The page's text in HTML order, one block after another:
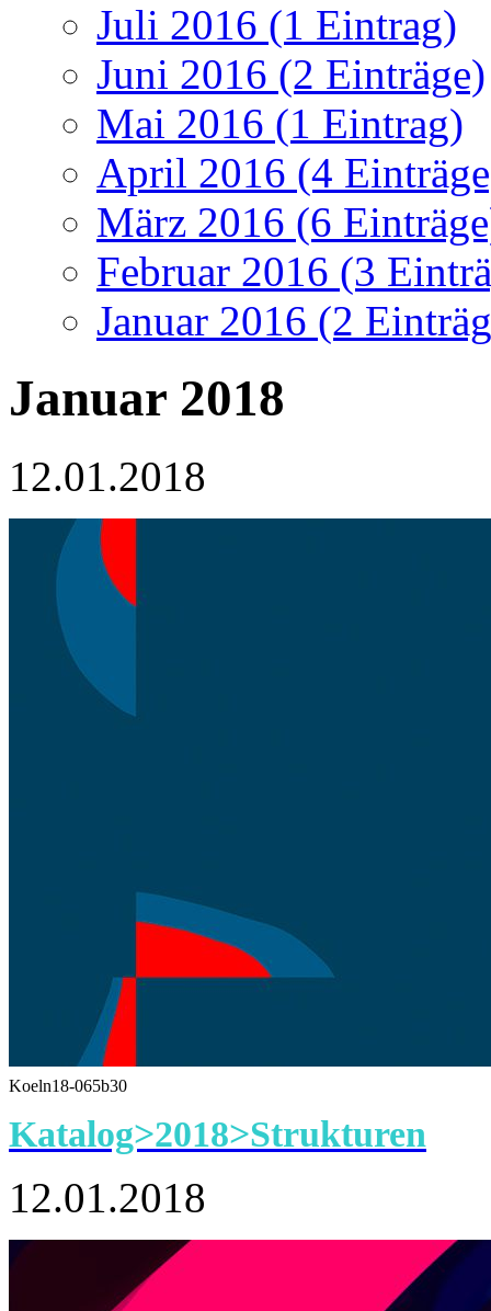
Juli 2016 (1 Eintrag)
Juni 2016 (2 Einträge)
Mai 2016 (1 Eintrag)
April 2016 (4
März 2016 (6
Februar 2016 (3
Januar 2016 (2
Januar 2018
12.01.2018
Koeln18-065b30
Katalog>2018>Strukturen
12.01.2018